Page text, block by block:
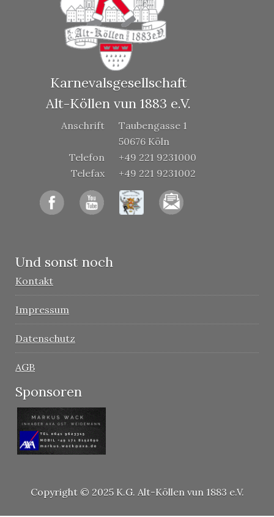
Karnevalsgesellschaft
Alt-Köllen vun 1883 e.V.
Anschrift
Taubengasse 1
50676 Köln
Telefon
+49 221 9231000
Telefax
+49 221 9231002
Und sonst noch
Kontakt
Impressum
Datenschutz
AGB
Sponsoren
Copyright © 2025 K.G. Alt-Köllen vun 1883 e.V.